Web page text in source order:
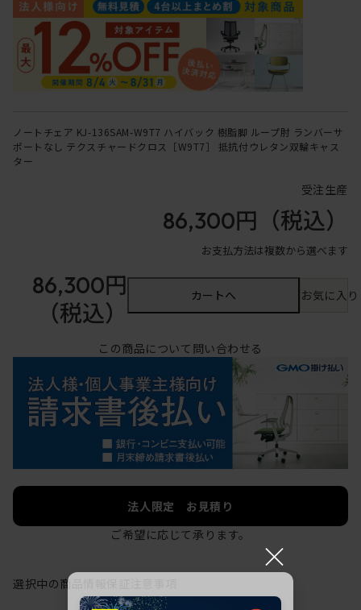
ノートチェア KJ-136SAM-W9T7 ハイバック 樹脂脚 ループ肘 ランバーサ
ポートなし テクスチャードクロス［W9T7］ 抵抗付ウレタン双輪キャス
ター
受注生産
86,300円 （税込）
お支払方法は複数から選べます
86,300円
（税込）
カートへ お気に入
この商品について問い合わせる
法人限定 お見積り
ご希望に応じて承ります。
選択中の商品情報
×